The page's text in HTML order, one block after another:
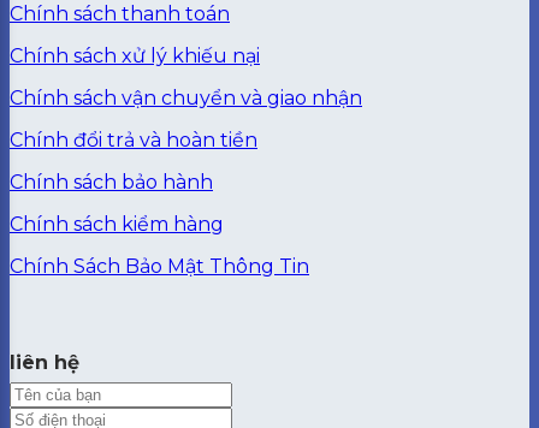
Chính sách thanh toán
Chính sách xử lý khiếu nại
Chính sách vận chuyển và giao nhận
Chính đổi trả và hoàn tiền
Chính sách bảo hành
Chính sách kiểm hàng
Chính Sách Bảo Mật Thông Tin
liên hệ